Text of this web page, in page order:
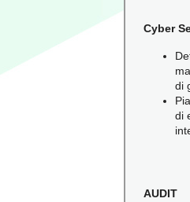
Cyber
di
di
AUDIT